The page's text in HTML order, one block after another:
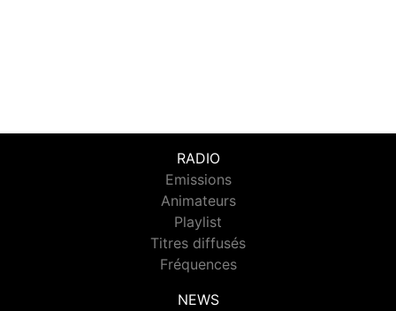
RADIO
Emissions
Animateurs
Playlist
Titres diffusés
Fréquences
NEWS